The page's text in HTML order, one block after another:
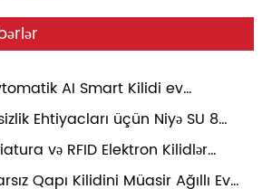
AI Smart Kilidi ev
dəyişdirir?
Ehtiyacları üçün Niyə SU 8
Kilidi seçməlisiniz?
və RFID Elektron Kilidlər
Qapı Kilidini Müasir Ağıllı Ev